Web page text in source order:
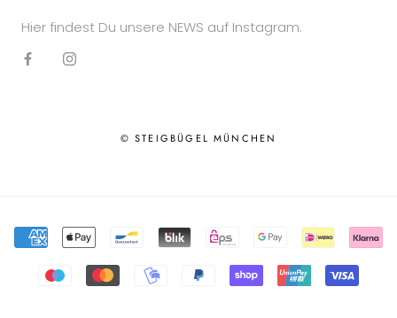
Hier findest Du unsere NEWS auf Instagram.
© STEIGBÜGEL MÜNCHEN